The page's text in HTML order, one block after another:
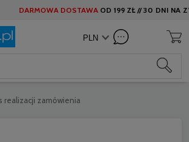
DARMOWA DOSTAWAOD199 ZŁ //30 DNI NA
realizacji zamówienia